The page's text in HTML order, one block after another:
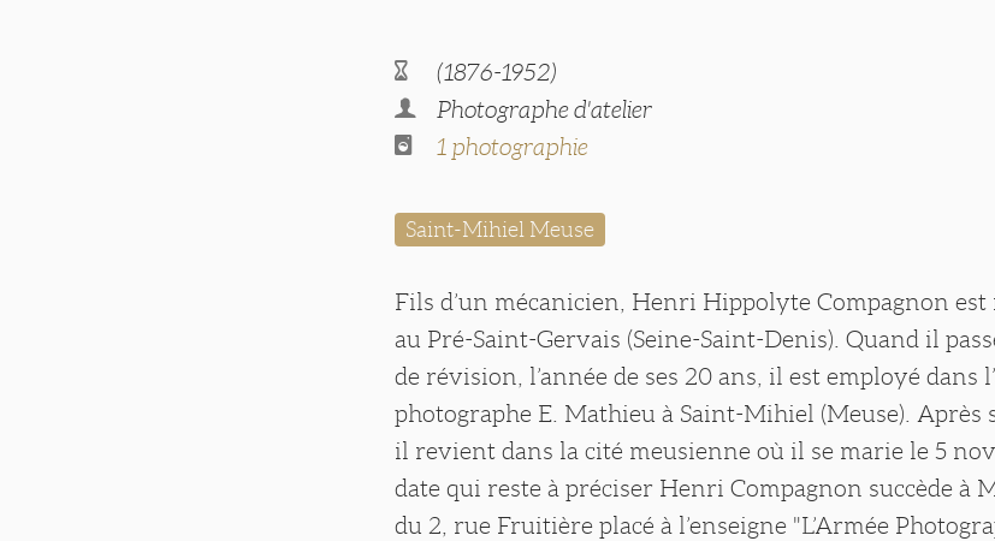
(1876-1952)
Photographe d'atelier
1 photographie
Saint-Mihiel Meuse
Fils d’un mécanicien, Henri Hippolyte Compagnon
au Pré-Saint-Gervais (Seine-Saint-Denis). Quand il
de révision, l’année de ses 20 ans, il est employé dans
photographe E. Mathieu à Saint-Mihiel (Meuse). Après
il revient dans la cité meusienne où il se marie le 5
date qui reste à préciser Henri Compagnon succède à
du 2, rue Fruitière placé à l’enseigne "L’Armée